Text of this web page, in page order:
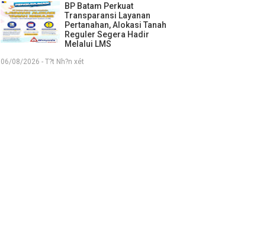
BP Batam Perkuat
Transparansi Layanan
Pertanahan, Alokasi Tanah
Reguler Segera Hadir
Melalui LMS
06/08/2026 - T?t Nh?n xét